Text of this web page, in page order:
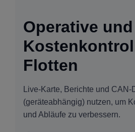
Operative und
Flotten
Live-Karte, Berichte und CAN-
(geräteabhängig) nutzen, um
und Abläufe zu verbessern.